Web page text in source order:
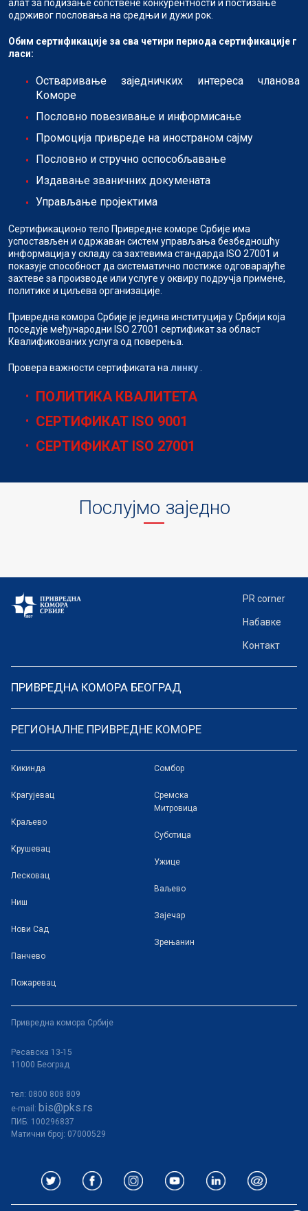
алат за подизање сопствене конкурентности и постизање
одрживог пословања на средњи и дужи рок.
Обим сертификације за сва четири периода сертификације г
ласи:
Остваривање заједничких интереса чланова
Коморе
Пословно повезивање и информисање
Промоција привреде на иностраном сајму
Пословно и стручно оспособљавање
Издавање званичних докумената
Управљање пројектима
Сертификационо тело Привредне коморе Србије има
успостављен и одржаван систем управљања безбедношћу
информација у складу са захтевима стандарда ISO 27001 и
показује способност да систематично постиже одговарајуће
захтеве за производе или услуге у оквиру подручја примене,
политике и циљева организације.
Привредна комора Србије је једина институција у Србији која
поседује међународни ISO 27001 сертификат за област
Квалификованих услуга од поверења.
Провера важности сертификата на линку
ПОЛИТИКА КВАЛИТЕТА
СЕРТИФИКАТ ISO 9001
СЕРТИФИКАТ ISO 27001
Послујмо заједно
PR corner
Набавке
Контакт
ПРИВРЕДНА КОМОРА БЕОГРАД
РЕГИОНАЛНЕ ПРИВРЕДНЕ КОМОРЕ
Кикинда
Крагујевац
Краљево
Крушевац
Лесковац
Ниш
Нови Сад
Панчево
Пожаревац
Сомбор
Сремска
Митровица
Суботица
Ужице
Ваљево
Зајечар
Зрењанин
Привредна комора Србије
Ресавска 13-15
11000 Београд
тел: 0800 808 809
e-mail: bis@pks.rs
ПИБ: 100296837
Матични број: 07000529